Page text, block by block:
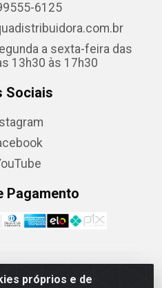
próprios e de
6125
a sexta-feira das
13h30 às 17h30
Sociais
Pagamento
- Avenida Conego Luiz W